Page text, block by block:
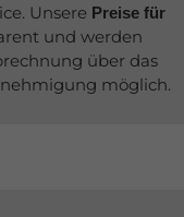
Unsere Preise für
und werden
über das
möglich.